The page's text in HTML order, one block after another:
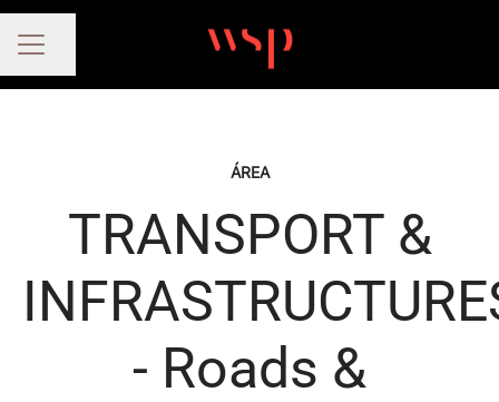
MENÚ DE EMPLEO
Compartir página
ÁREA
TRANSPORT &
- Roads &